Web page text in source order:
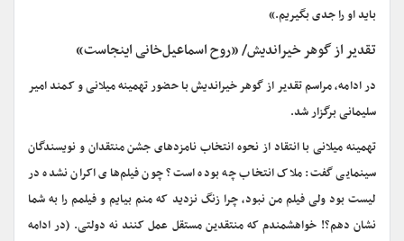
باید او را جدی بگیریم.»
تقدیر از گوهر خیراندیش/ «روح اسماعیل‌خانی اینجاست»
در ادامه، مراسم تقدیر از گوهر خیراندیش با حضور تهمینه میلانی و کمند امیر
سلیمانی برگزار شد.
تهمینه میلانی با انتقاد از نحوه انتخاب نامزدهای جشن منتقدان و نویسندگان
سینمایی گفت: ملاک انتخاب چه بوده است؟ چون فیلم‌های اکران نشده در
لیست بود ولی فیلم من نبود، چرا زنگ نزدید که منم بیایم و فیلمم را به شما
نشان دهم؟! خواهشمندم که منتقدین مستقل عمل کنند نه دولتی. (در ادامه